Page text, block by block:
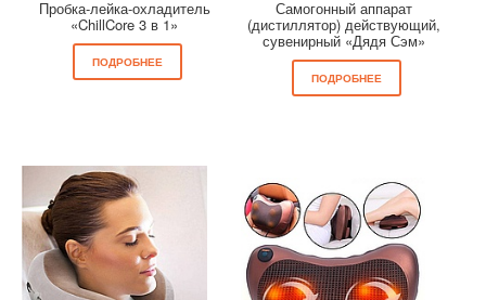
Пробка-лейка-охладитель
«ChillCore 3 в 1»
ПОДРОБНЕЕ
Самогонный аппарат
(дистиллятор) действующий,
сувенирный «Дядя Сэм»
ПОДРОБНЕЕ